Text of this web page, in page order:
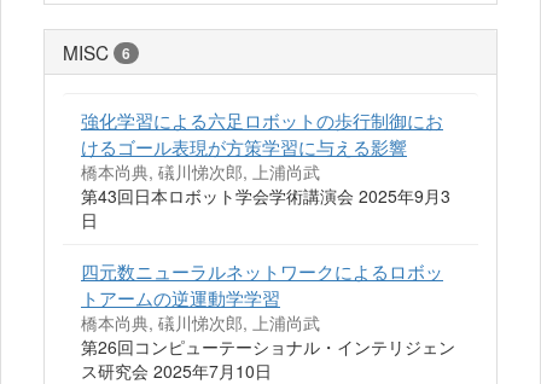
MISC 6
強化学習による六足ロボットの歩行制御にお
けるゴール表現が方策学習に与える影響
橋本尚典, 礒川悌次郎, 上浦尚武
第43回日本ロボット学会学術講演会 2025年9月3
日
四元数ニューラルネットワークによるロボッ
トアームの逆運動学学習
橋本尚典, 礒川悌次郎, 上浦尚武
第26回コンピューテーショナル・インテリジェン
ス研究会 2025年7月10日